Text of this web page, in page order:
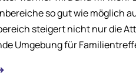
so gut wie möglich
steigert nicht nur die
Umgebung für